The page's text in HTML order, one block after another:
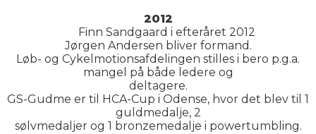
2012
Finn Sandgaard i efteråret 2012
Jørgen Andersen bliver formand.
Løb- og Cykelmotionsafdelingen stilles i bero p.g.a.
mangel på både ledere og
deltagere.
GS-Gudme er til HCA-Cup i Odense, hvor det blev til 1
guldmedalje, 2
sølvmedaljer og 1 bronzemedalje i powertumbling.